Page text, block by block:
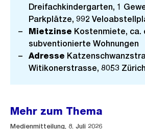
Dreifachkindergarten, 1
Parkplätze, 992
Mietzinse Kostenmiete, ca.
subventionierte Wohnungen
Adresse
Witikonerstrasse, 8053 Zürich
Mehr zum Thema
Medienmitteilung, 8. Juli 2026